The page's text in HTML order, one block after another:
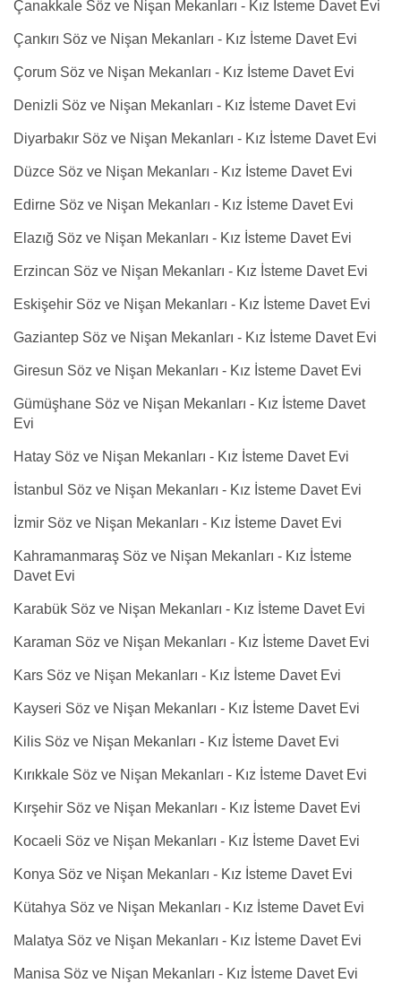
Çanakkale Söz ve Nişan Mekanları - Kız İsteme Davet Evi
Çankırı Söz ve Nişan Mekanları - Kız İsteme Davet Evi
Çorum Söz ve Nişan Mekanları - Kız İsteme Davet Evi
Denizli Söz ve Nişan Mekanları - Kız İsteme Davet Evi
Diyarbakır Söz ve Nişan Mekanları - Kız İsteme Davet Evi
Düzce Söz ve Nişan Mekanları - Kız İsteme Davet Evi
Edirne Söz ve Nişan Mekanları - Kız İsteme Davet Evi
Elazığ Söz ve Nişan Mekanları - Kız İsteme Davet Evi
Erzincan Söz ve Nişan Mekanları - Kız İsteme Davet Evi
Eskişehir Söz ve Nişan Mekanları - Kız İsteme Davet Evi
Gaziantep Söz ve Nişan Mekanları - Kız İsteme Davet Evi
Giresun Söz ve Nişan Mekanları - Kız İsteme Davet Evi
Gümüşhane Söz ve Nişan Mekanları - Kız İsteme Davet
Evi
Hatay Söz ve Nişan Mekanları - Kız İsteme Davet Evi
İstanbul Söz ve Nişan Mekanları - Kız İsteme Davet Evi
İzmir Söz ve Nişan Mekanları - Kız İsteme Davet Evi
Kahramanmaraş Söz ve Nişan Mekanları - Kız İsteme
Davet Evi
Karabük Söz ve Nişan Mekanları - Kız İsteme Davet Evi
Karaman Söz ve Nişan Mekanları - Kız İsteme Davet Evi
Kars Söz ve Nişan Mekanları - Kız İsteme Davet Evi
Kayseri Söz ve Nişan Mekanları - Kız İsteme Davet Evi
Kilis Söz ve Nişan Mekanları - Kız İsteme Davet Evi
Kırıkkale Söz ve Nişan Mekanları - Kız İsteme Davet Evi
Kırşehir Söz ve Nişan Mekanları - Kız İsteme Davet Evi
Kocaeli Söz ve Nişan Mekanları - Kız İsteme Davet Evi
Konya Söz ve Nişan Mekanları - Kız İsteme Davet Evi
Kütahya Söz ve Nişan Mekanları - Kız İsteme Davet Evi
Malatya Söz ve Nişan Mekanları - Kız İsteme Davet Evi
Manisa Söz ve Nişan Mekanları - Kız İsteme Davet Evi